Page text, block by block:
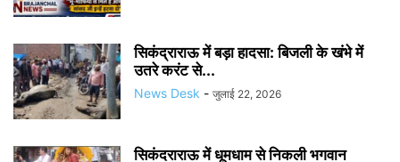
सिकंद्राराऊ में बड़ा हादसा: बिजली के खंभे में
उतरे करंट से...
News Desk - जुलाई 22, 2026
सिकंदराराऊ में धूमधाम से निकली भगवान